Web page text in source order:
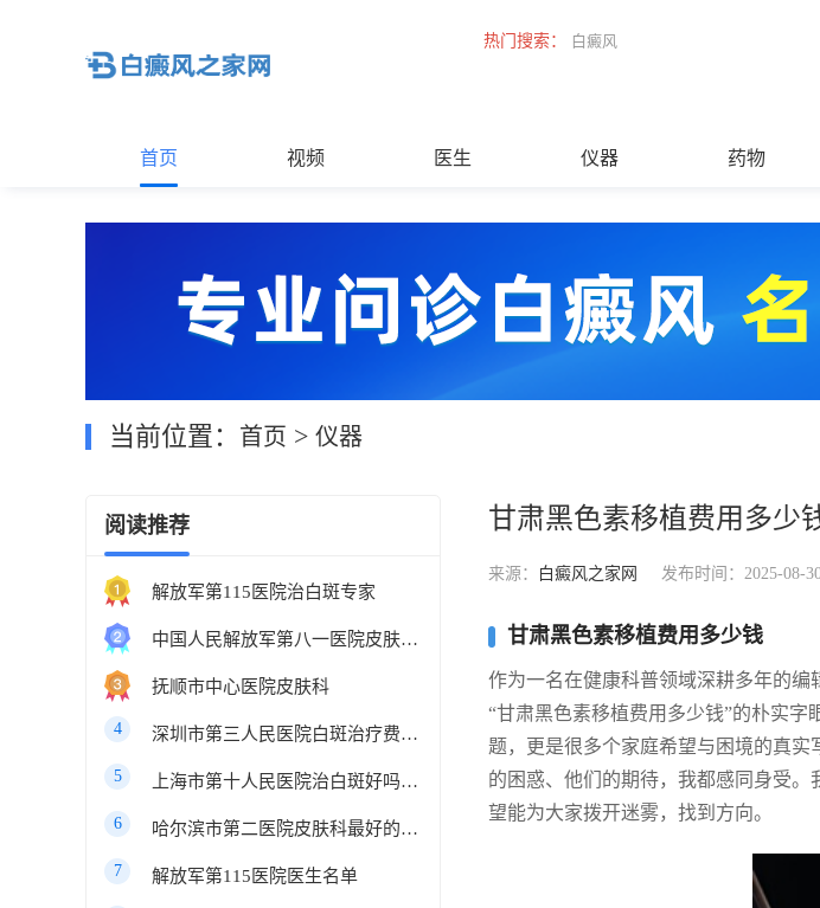
热门搜索： 白癜风
首页 视频 医生 仪器 药物
当前位置： 首页 > 仪器
阅读推荐
解放军第115医院治白斑专家
中国人民解放军第八一医院皮肤科最好的医生
抚顺市中心医院皮肤科
4 深圳市第三人民医院白斑治疗费用多少
5 上海市第十人民医院治白斑好吗知乎
6 哈尔滨市第二医院皮肤科最好的医生
7 解放军第115医院医生名单
甘肃黑色素移植费用多少
来源： 白癜风之家网 发布时间：2025-08-
甘肃黑色素移植费用多少钱
作为一名在健康科普领域深耕多年的编
“甘肃黑色素移植费用多少钱”的朴实
题，更是很多个家庭希望与困境的真实
的困惑、他们的期待，我都感同身受
望能为大家拨开迷雾，找到方向。